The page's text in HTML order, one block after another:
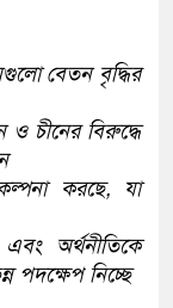
বেতন বৃদ্ধির
ও চীনের বিরুদ্ধে
করছে, যা
এবং অর্থনীতিকে
পদক্ষেপ নিচ্ছে